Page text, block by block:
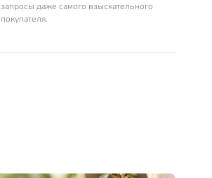
запросы даже самого взыскательного
покупателя.